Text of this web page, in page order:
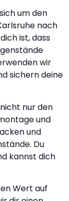
um den
nach
ist, dass
wir
sichern deine
nur den
und
und
Du
kannst dich
Wert auf